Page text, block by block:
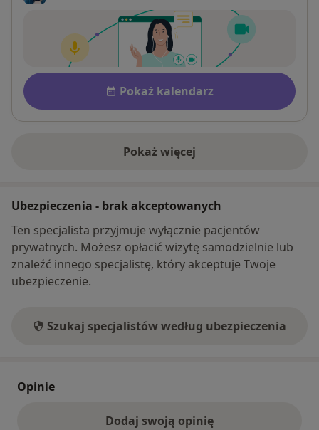
Dostępność
Pokaż kalendarz
Pokaż więcej
o adresie
Ubezpieczenia - brak akceptowanych
Ten specjalista przyjmuje wyłącznie pacjentów
prywatnych. Możesz opłacić wizytę samodzielnie lub
znaleźć innego specjalistę, który akceptuje Twoje
ubezpieczenie.
Szukaj specjalistów według ubezpieczenia
Opinie
Dodaj swoją opinię